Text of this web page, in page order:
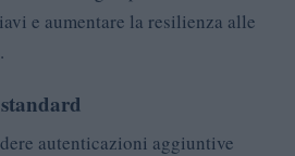
e aumentare la resilienza alle
autenticazioni aggiuntive